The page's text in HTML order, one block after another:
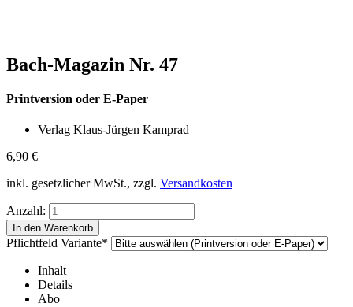
Bach-Magazin Nr. 47
Printversion oder E-Paper
Verlag Klaus-Jürgen Kamprad
6,90 €
inkl. gesetzlicher MwSt., zzgl. Versandkosten
Anzahl:
Pflichtfeld Variante*
Inhalt
Details
Abo